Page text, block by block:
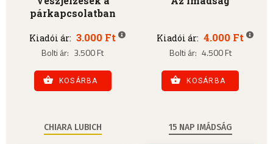
párkapcsolatban
Kiadói ár: 3.000 Ft
Bolti ár: 3.500 Ft
KOSÁRBA
Kiadói ár: 4.000 Ft
Bolti ár: 4.500 Ft
KOSÁRBA
CHIARA LUBICH 15 NAP IMÁDSÁG